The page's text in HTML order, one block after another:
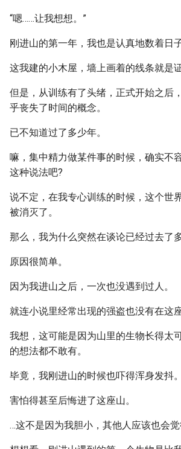
“嗯……让我想想。”
刚进山的第一年，我也是认真地数着日子
这我建的小木屋，墙上画着的线条就是证
但是，从训练有了头绪，正式开始之后
乎丧失了时间的概念。
已不知道过了多少年。
嘛，集中精力做某件事的时候，确实不
这种说法吧?
说不定，在我专心训练的时候，这个世
被消灭了。
那么，我为什么突然在谈论已经过去了
原因很简单。
因为我进山之后，一次也没遇到过人。
就连小说里经常出现的强盗也没有在这
我想，这可能是因为山里的生物长得太
的想法都不敢有。
毕竟，我刚进山的时候也吓得浑身发抖。
害怕得甚至后悔进了这座山。
…这不是因为我胆小，其他人应该也会觉